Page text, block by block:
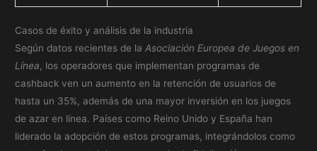
Casos de éxito y análisis de la industria
Según datos recientes de laAsociación Europea de Juegos en
Línea, los operadores que implementan programas de
cashback ven un aumento en la retención de usuarios de
hasta un 35%, además de una mayor inversión en los juegos
de azar en línea. Países como Reino Unido y España han
liderado la adopción de estos programas, integrándolos como